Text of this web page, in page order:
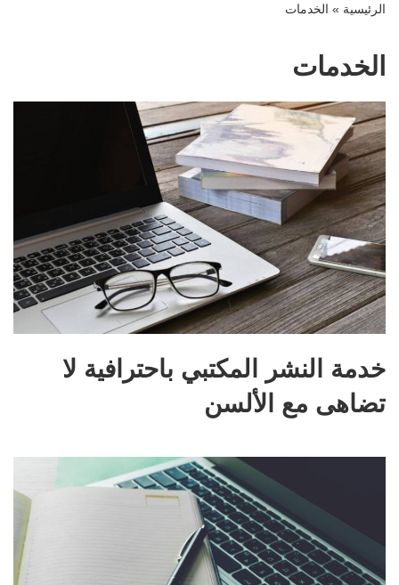
الرئيسية » الخدمات
الخدمات
خدمة النشر المكتبي باحترافية لا
تضاهى مع الألسن